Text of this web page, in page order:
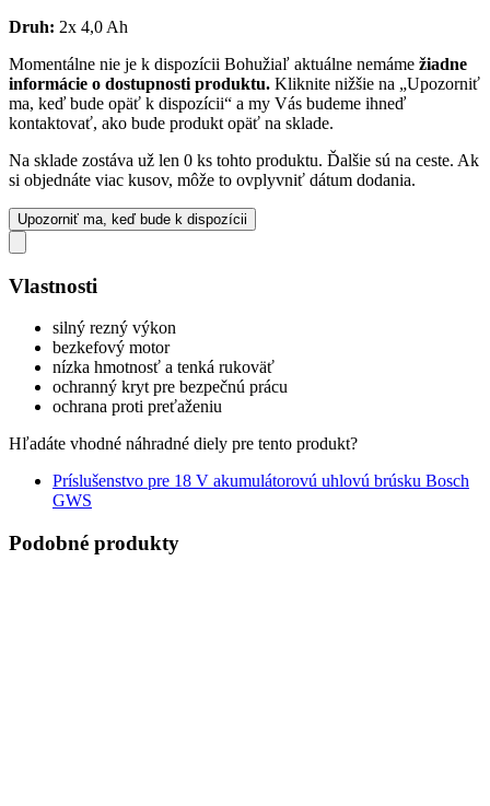
Druh: 2x 4,0 Ah
Momentálne nie je k dispozícii Bohužiaľ aktuálne nemáme žiadne
informácie o dostupnosti produktu. Kliknite nižšie na „Upozorniť
ma, keď bude opäť k dispozícii“ a my Vás budeme ihneď
kontaktovať, ako bude produkt opäť na sklade.
Na sklade zostáva už len 0 ks tohto produktu. Ďalšie sú na ceste. Ak
si objednáte viac kusov, môže to ovplyvniť dátum dodania.
Upozorniť ma, keď bude k dispozícii
Vlastnosti
silný rezný výkon
bezkefový motor
nízka hmotnosť a tenká rukoväť
ochranný kryt pre bezpečnú prácu
ochrana proti preťaženiu
Hľadáte vhodné náhradné diely pre tento produkt?
Príslušenstvo pre 18 V akumulátorovú uhlovú brúsku Bosch
GWS
Podobné produkty